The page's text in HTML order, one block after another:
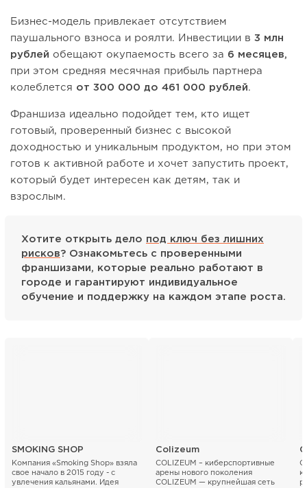
Бизнес-модель привлекает отсутствием
паушального взноса и роялти. Инвестиции в 3 млн
рублей обещают окупаемость всего за 6 месяцев,
при этом средняя месячная прибыль партнера
колеблется от 300 000 до 461 000 рублей.
Франшиза идеально подойдет тем, кто ищет
готовый, проверенный бизнес с высокой
доходностью и уникальным продуктом, но при этом
готов к активной работе и хочет запустить проект,
который будет интересен как детям, так и
взрослым.
Хотите открыть дело под ключ без лишних
рисков? Ознакомьтесь с проверенными
франшизами, которые реально работают в
городе и гарантируют индивидуальное
обучение и поддержку на каждом этапе роста.
SMOKING SHOP
Компания «Smoking Shop» взяла
свое начало в 2015 году - с
увлечения кальянами. Идея
Colizeum
COLIZEUM – киберспортивные
арены нового поколения
COLIZEUM — крупнейшая сеть